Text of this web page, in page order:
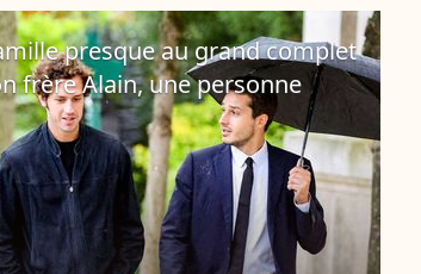
presque au grand complet
frère Alain, une personne